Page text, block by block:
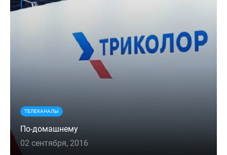
ТЕЛЕКАНАЛЫ
По-домашнему
02 сентября, 2016